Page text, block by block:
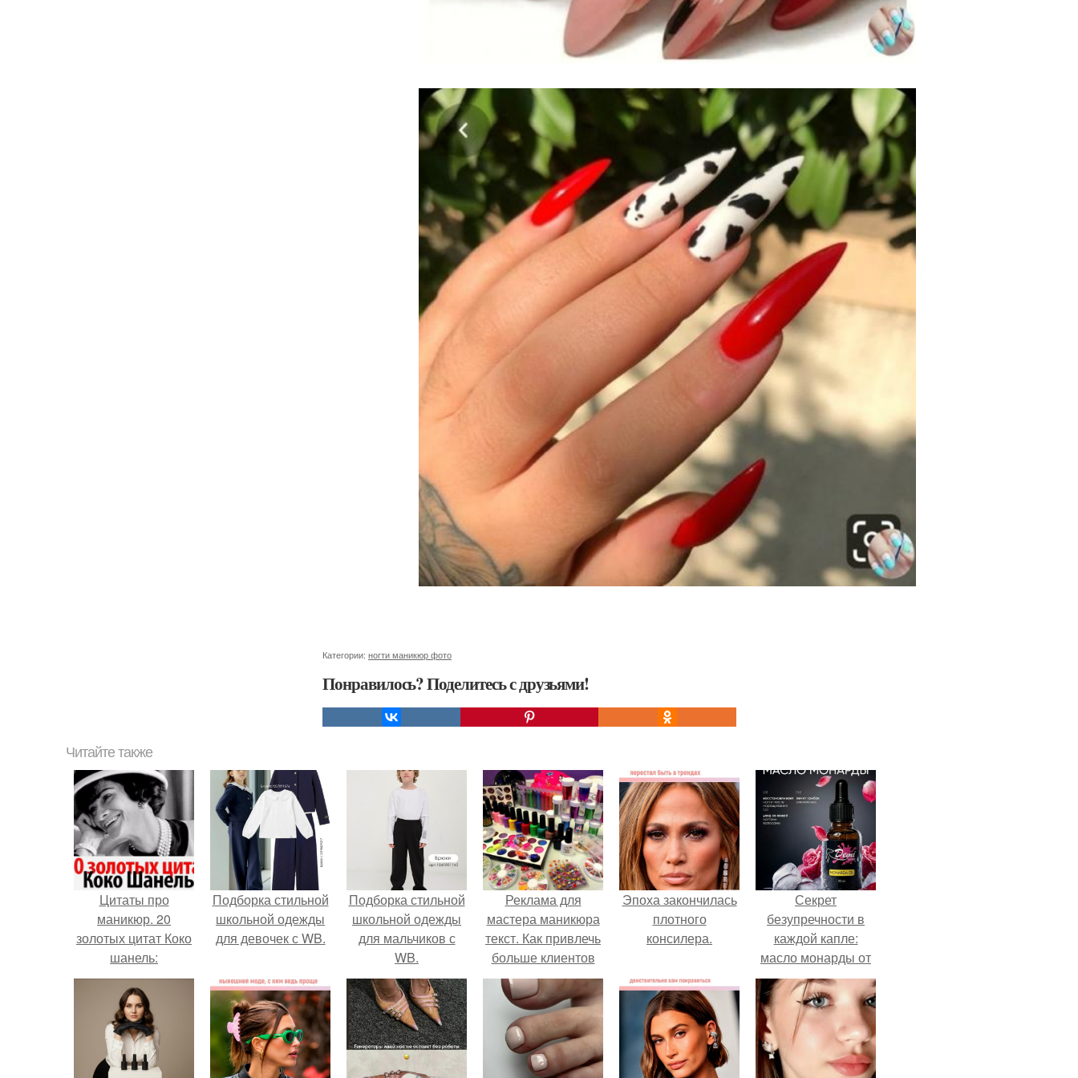
Категории: ногти маникюр фото
Понравилось? Поделитесь с друзьями!
Читайте также
Цитаты про
маникюр. 20
золотых цитат Коко
шанель:
Подборка стильной
школьной одежды
для девочек с WB.
Подборка стильной
школьной одежды
для мальчиков с
WB.
Реклама для
мастера маникюра
текст. Как привлечь
больше клиентов
на маникюр
Эпоха закончилась
плотного
консилера.
Секрет
безупречности в
каждой капле:
масло монарды от
Demi Sweet.